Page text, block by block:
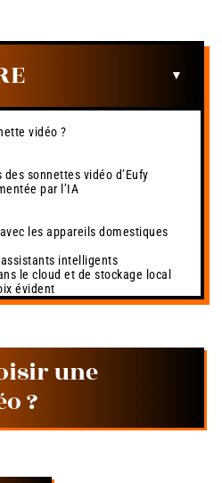
vidéo ?
sonnettes vidéo d’Eufy
par l’IA
les appareils domestiques
intelligents
le cloud et de stockage local
évident
une
?